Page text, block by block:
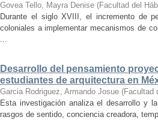
Govea Tello, Mayra Denise (Facultad del
Durante el siglo XVIII, el incremento de
coloniales a implementar mecanismos de
...
Desarrollo del pensamiento
estudiantes de arquitectura en
Garcia Rodriguez, Armando Josue (Facultad
Esta investigación analiza el desarrollo y
rasgos de sentido, conciencia creadora,